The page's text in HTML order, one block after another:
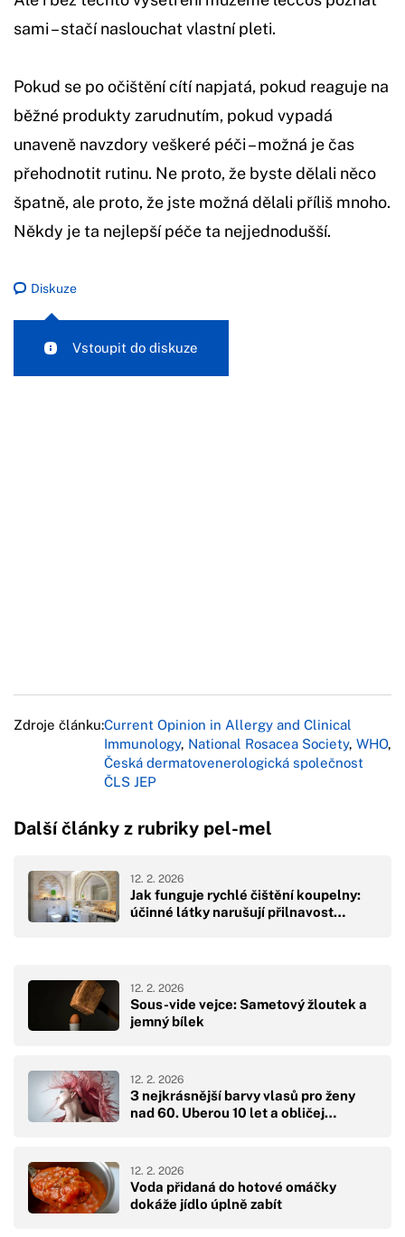
sami – stačí naslouchat vlastní pleti.
Pokud se po očištění cítí napjatá, pokud reaguje na
běžné produkty zarudnutím, pokud vypadá
unaveně navzdory veškeré péči – možná je čas
přehodnotit rutinu. Ne proto, že byste dělali něco
špatně, ale proto, že jste možná dělali příliš mnoho.
Někdy je ta nejlepší péče ta nejjednodušší.
Diskuze
Vstoupit do diskuze
Zdroje článku:Current Opinion in Allergy and Clinical
Immunology, National Rosacea Society, WHO,
Česká dermatovenerologická společnost
ČLS JEP
Další články z rubriky pel-mel
Jak funguje rychlé čištění koupelny:
účinné látky narušují přilnavost…
12. 2. 2026
Sous-vide vejce: Sametový žloutek a
jemný bílek
12. 2. 2026
3 nejkrásnější barvy vlasů pro ženy
nad 60. Uberou 10 let a obličej…
12. 2. 2026
Voda přidaná do hotové omáčky
dokáže jídlo úplně zabít
12. 2. 2026